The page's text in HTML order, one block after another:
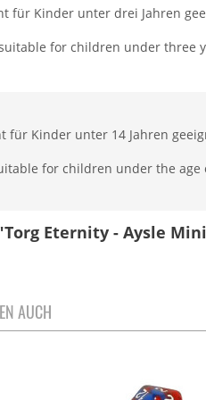
für Kinder unter drei Jahren
for children under three
für Kinder unter 14 Jahren
for children under the age
Eternity - Aysle
AUCH